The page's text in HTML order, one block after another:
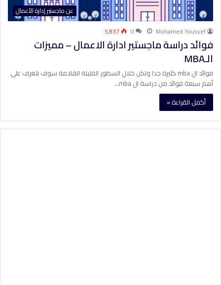
عن ماجستير إدارة الأعمال
Mohamed Youssef
0 5٬837
فوائد دراسة ماجستير ادارة الاعمال – مميزات
الـMBA
فوائد ال mba كثيرة جدا ولكن خلال السطور القليلة القادمة سوف نتعرف علي
أهم سبعة فوائد من دراسة ال mba…
أكمل القراءة »